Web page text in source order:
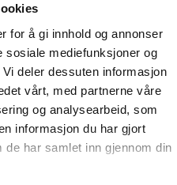
for å gi innhold og annonser
sosiale mediefunksjoner og
deler dessuten informasjon
vårt, med partnerne våre
og analysearbeid, som
informasjon du har gjort
har samlet inn gjennom din